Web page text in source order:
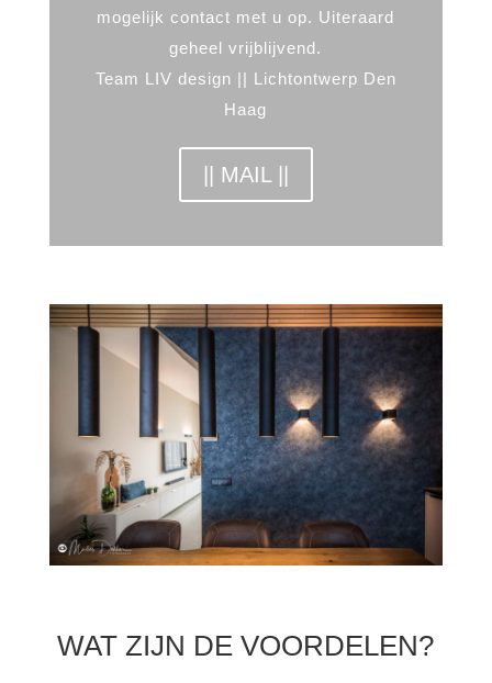
mogelijk contact met u op. Uiteraard
geheel vrijblijvend.
Team LIV design || Lichtontwerp Den
Haag
|| MAIL ||
WAT ZIJN DE VOORDELEN?